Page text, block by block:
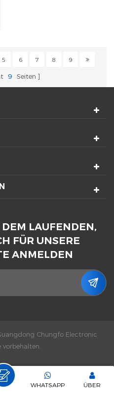
5 6 7 8 9
9 Seiten
LAUFENDEN,
FÜR UNSERE
ANMELDEN
Chungfo Electronic
Bestimmungen
ÜBER
WHATSAPP